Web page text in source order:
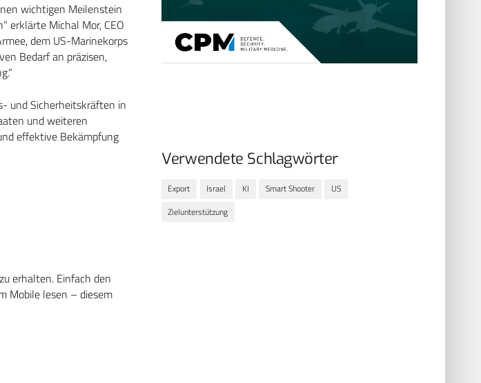
wichtigen Meilenstein
erklärte Michal Mor, CEO
dem US-Marinekorps
Bedarf an präzisen,
und Sicherheitskräften in
und weiteren
effektive Bekämpfung
erhalten. Einfach den
Mobile lesen – diesem
Verwendete Schlagwörter
Export Israel KI Smart Shooter
US
Zielunterstützung